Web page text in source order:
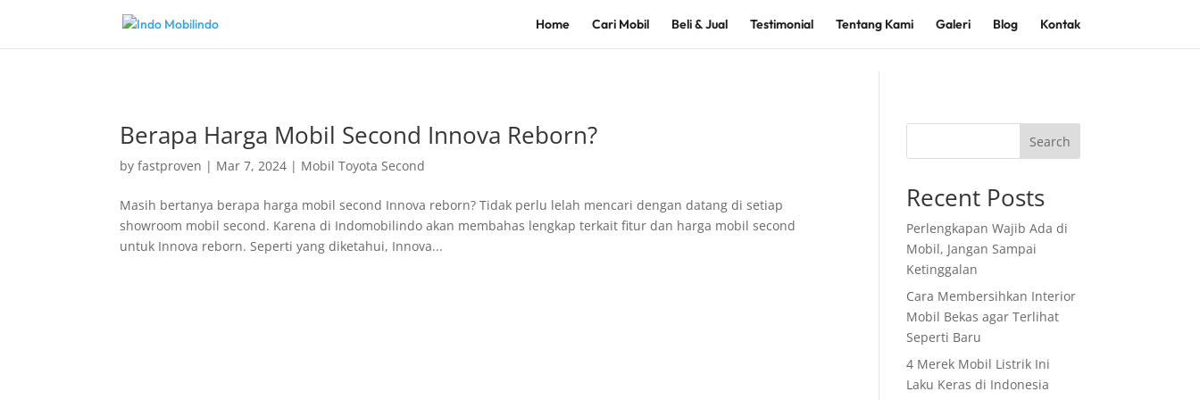
Home Cari Mobil Beli & Jual Testimonial Tentang Kami Galeri Blog Kontak
Berapa Harga Mobil Second Innova Reborn?
byfastproven | Mar 7, 2024 | Mobil Toyota Second
Masih bertanya berapa harga mobil second Innova reborn? Tidak perlu lelah mencari dengan datang di setiap
showroom mobil second. Karena di Indomobilindo akan membahas lengkap terkait fitur dan harga mobil second
untuk Innova reborn. Seperti yang diketahui, Innova...
Search
Recent Posts
Perlengkapan Wajib Ada di
Mobil, Jangan Sampai
Ketinggalan
Cara Membersihkan Interior
Mobil Bekas agar Terlihat
Seperti Baru
4 Merek Mobil Listrik Ini
Laku Keras di Indonesia